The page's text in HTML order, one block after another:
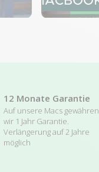
12 Monate Garantie
Auf unsere Macs gewähren
wir 1 Jahr Garantie.
Verlängerung auf 2 Jahre
möglich